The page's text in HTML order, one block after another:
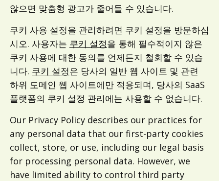
않으면 맞춤형 광고가 줄어들 수 있습니다.
쿠키 사용 설정을 관리하려면 쿠키 설정을 방문하십
시오. 사용자는 쿠키 설정을 통해 필수적이지 않은
쿠키 사용에 대한 동의를 언제든지 철회할 수 있습
니다. 쿠키 설정은 당사의 일반 웹 사이트 및 관련
하위 도메인 웹 사이트에만 적용되며, 당사의 SaaS
플랫폼의 쿠키 설정 관리에는 사용할 수 없습니다.
Our Privacy Policy describes our practices for
any personal data that our first-party cookies
collect, store, or use, including our legal basis
for processing personal data. However, we
have limited ability to control third party